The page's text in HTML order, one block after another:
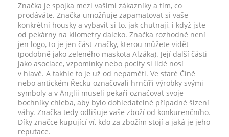
Značka je spojka mezi vašimi zákazníky a tím, co
prodáváte. Značka umožňuje zapamatovat si vaše
konkrétní housky a vybavit si to, jak chutnají, i když jste
od pekárny na kilometry daleko. Značka rozhodně není
jen logo, to je jen část značky, kterou můžete vidět
(podobně jako zeleného maskota Alzáka). Její další části
jako asociace, vzpomínky nebo pocity si lidé nosí
v hlavě. A takhle to je už od nepaměti. Ve staré Číně
nebo antickém Řecku označovali hrnčíři výrobky svými
symboly a v Anglii museli pekaři označovat svoje
bochníky chleba, aby bylo dohledatelné případné šizení
váhy. Značka tedy odlišuje vaše zboží od konkurenčního.
Díky značce kupující ví, kdo za zbožím stojí a jaká je jeho
reputace.